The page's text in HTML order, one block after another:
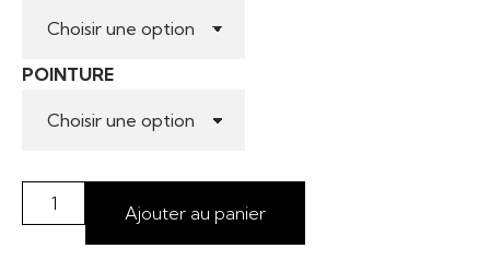
POINTURE
Ajouter au panier